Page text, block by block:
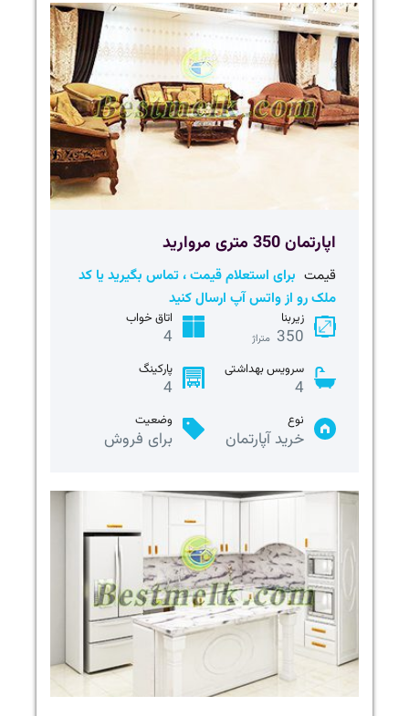
اپارتمان 350 متری مروارید
قیمت برای استعلام قیمت ، تماس بگیرید یا کد
ملک رو از واتس آپ ارسال کنید
زیربنا
350 متراژ
اتاق خواب
4
سرویس بهداشتی
4
پارکینگ
4
نوع
خرید آپارتمان
وضعیت
برای فروش